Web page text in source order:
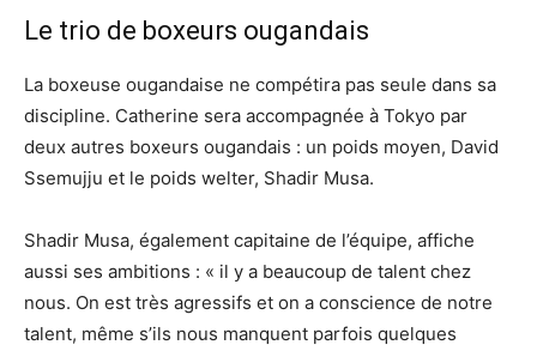
Le trio de boxeurs ougandais
La boxeuse ougandaise ne compétira pas seule dans sa
discipline. Catherine sera accompagnée à Tokyo par
deux autres boxeurs ougandais : un poids moyen, David
Ssemujju et le poids welter, Shadir Musa.
Shadir Musa, également capitaine de l’équipe, affiche
aussi ses ambitions : « il y a beaucoup de talent chez
nous. On est très agressifs et on a conscience de notre
talent, même s’ils nous manquent parfois quelques